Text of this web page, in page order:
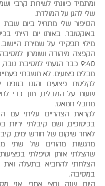
ומתמיד כיוונתי לשירות קרבי
שלי להגן על המולדת.
באוקטובר. באותו יום הייתי
מילוי תפקידי על שמירת
הקפצה מיהודה ושומרון
9:40 כבר הגעתי למסיבת
מבלים פצועים. לא חשבתי
לקליטת פצועים והגנו
שעות על המבלים, תוך כדי
מחבלי חמאס.
לקראת הצהריים עליתי עם
בכיסופים, ושם קיבלתי יריות
לאחר שיקום של חודש ימים,
מרגשות מהורים של שתי
שהצלתי אותן וטיפלתי
הצלחתי להחביא בתעלה ואת
במסיבה.
היום, שנה וחצי אחרי, אני